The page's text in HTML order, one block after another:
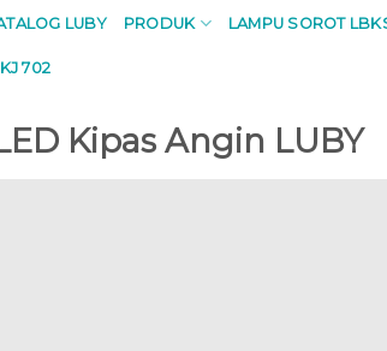
LUBY PRODUK LAMPU SOROT
702
Kipas Angin LUBY